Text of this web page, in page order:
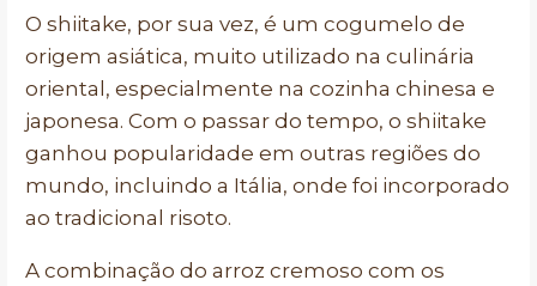
O shiitake, por sua vez, é um cogumelo de
origem asiática, muito utilizado na culinária
oriental, especialmente na cozinha chinesa e
japonesa. Com o passar do tempo, o shiitake
ganhou popularidade em outras regiões do
mundo, incluindo a Itália, onde foi incorporado
ao tradicional risoto.
A combinação do arroz cremoso com os